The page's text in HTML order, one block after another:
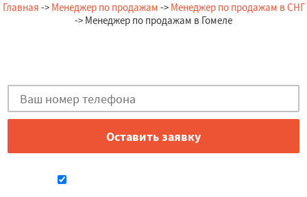
Главная -> Менеджер по продажам -> Менеджер по продажам в СНГ
-> Менеджер по продажам в Гомеле